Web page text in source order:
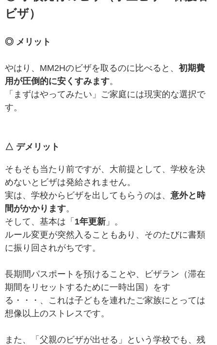
ビザ）
◎ メリット
やはり、MM2Hのビザを取るのに比べると、 初期費
用が圧倒的に安くすみます。
「まずはやってみたい」ご家庭には現実的な選択で
す。
△ デメリット
そもそも当たり前ですが、大前提として、学校を決
めないとビザは発給されません。
実は、学校からビザを出してもらうのは、 意外と時
間がかかります。
そして、基本は「 1年更新 」。
ルール変更が突然入ることもあり、そのたびに書類
に振り回されがちです。
長期間パスポートを預けることや、ビザラン （滞在
期間をリセットするために一時出国） をす
る・・・、これは子どもを連れたご家族にとっては
想像以上のストレスです。
また、「父親のビザが出せる」という学校でも、残